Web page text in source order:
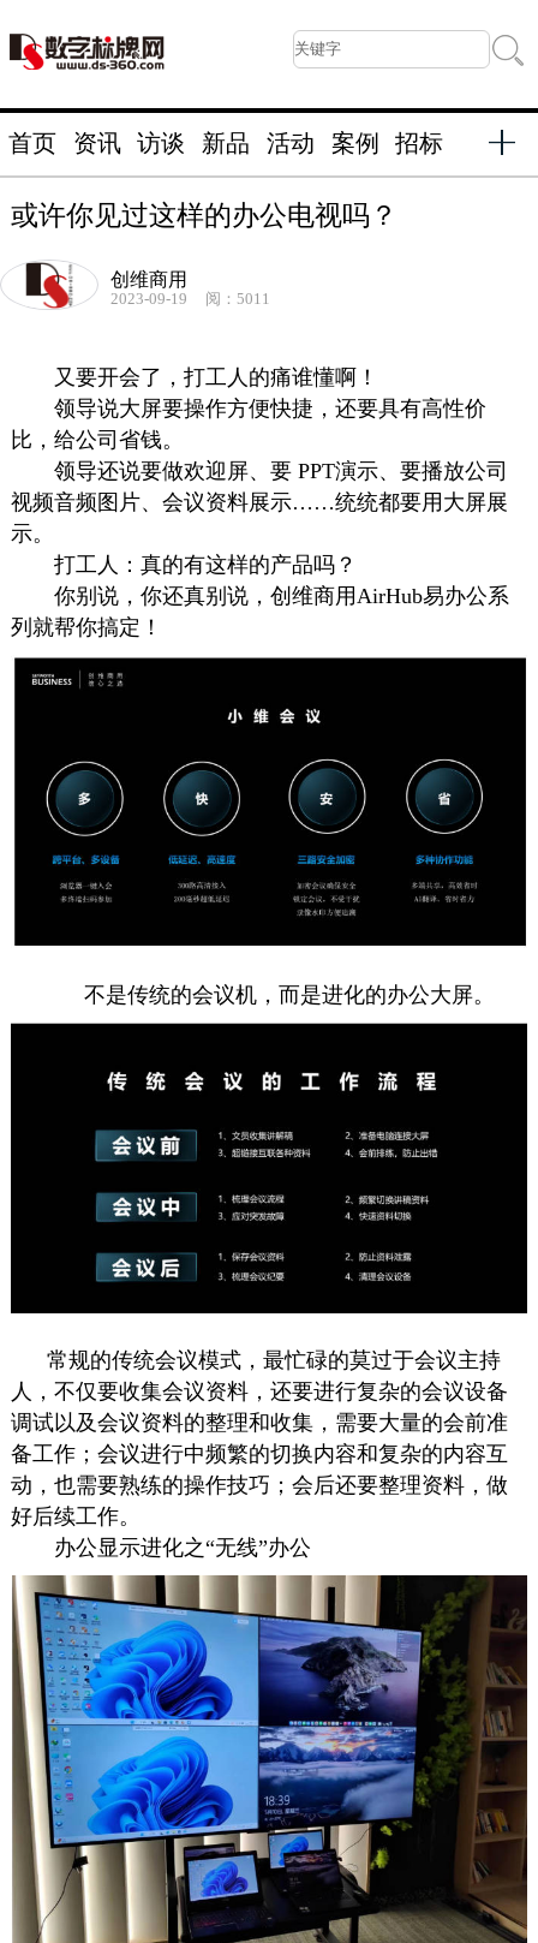
首页 资讯 访谈 新品 活动 案例 招标
或许你见过这样的办公电视吗？
创维商用
2023-09-19 阅：5011
又要开会了，打工人的痛谁懂啊！
领导说大屏要操作方便快捷，还要具有高性价
比，给公司省钱。
领导还说要做欢迎屏、要 PPT演示、要播放公司
视频音频图片、会议资料展示……统统都要用大屏展
示。
打工人：真的有这样的产品吗？
你别说，你还真别说，创维商用AirHub易办公系
列就帮你搞定！
不是传统的会议机，而是进化的办公大屏。
常规的传统会议模式，最忙碌的莫过于会议主持
人，不仅要收集会议资料，还要进行复杂的会议设备
调试以及会议资料的整理和收集，需要大量的会前准
备工作；会议进行中频繁的切换内容和复杂的内容互
动，也需要熟练的操作技巧；会后还要整理资料，做
好后续工作。
办公显示进化之“无线”办公